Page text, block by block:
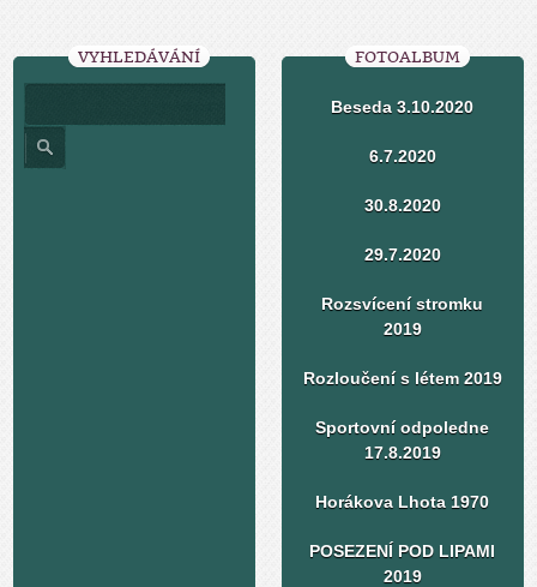
VYHLEDÁVÁNÍ FOTOALBUM
Beseda 3.10.2020
6.7.2020
30.8.2020
29.7.2020
Rozsvícení stromku
2019
Rozloučení s létem 2019
Sportovní odpoledne
17.8.2019
Horákova Lhota 1970
POSEZENÍ POD LIPAMI
2019